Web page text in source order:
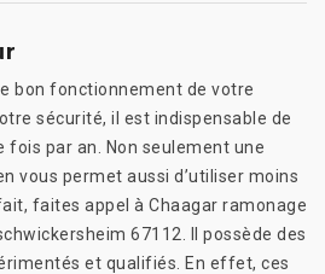
bon fonctionnement de votre
sécurité, il est indispensable de
fois par an. Non seulement une
vous permet aussi d’utiliser moins
faites appel à Chaagar ramonage
67112. Il possède des
et qualifiés. En effet, ces